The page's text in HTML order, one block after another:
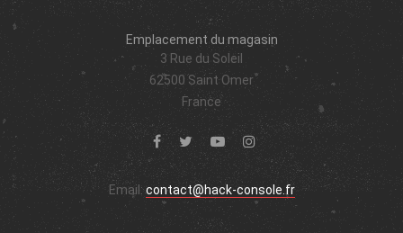
Emplacement du magasin
3 Rue du Soleil
62500 Saint Omer
France
Email:contact@hack-console.fr